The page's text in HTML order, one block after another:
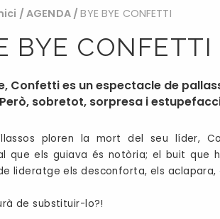
/AGENDA /BYE BYE CONFETTI
BYE CONFETTI
Confetti es un espectacle de
sobretot, sorpresa i
ploren la mort del seu líder,
que els guiava és notòria; el buit que
lideratge els desconforta, els
de substituir-lo?!